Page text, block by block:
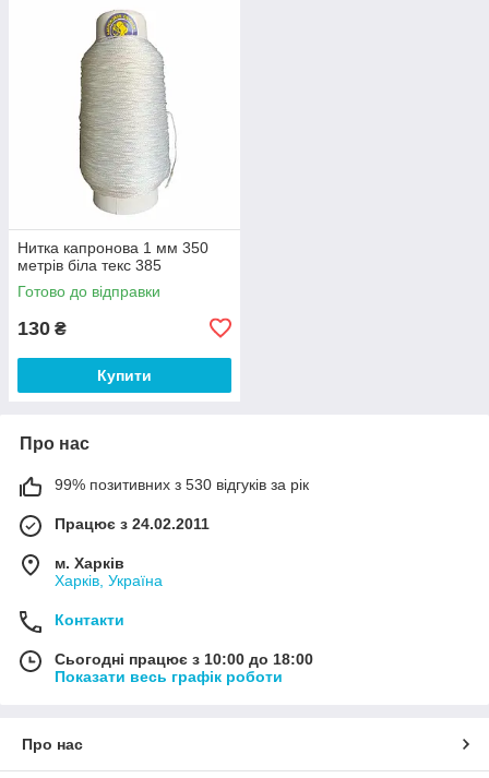
Нитка капронова 1 мм 350
метрів біла текс 385
Готово до відправки
130 ₴
Купити
Про нас
99% позитивних з 530 відгуків за рік
Працює з 24.02.2011
м. Харків
Харків, Україна
Контакти
Сьогодні працює з 10:00 до 18:00
Показати весь графік роботи
Про нас